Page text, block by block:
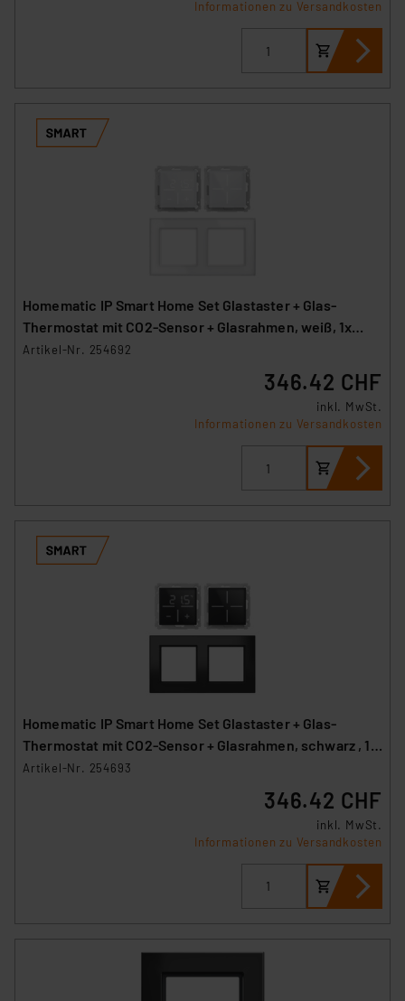
Informationen zu Versandkosten
Homematic IP Smart Home Set Glastaster + Glas-
Thermostat mit CO2-Sensor + Glasrahmen, weiß, 1x
WGS, 1x WGTC, 1x GF2
Artikel-Nr. 254692
346.42 CHF
inkl. MwSt.
Informationen zu Versandkosten
Homematic IP Smart Home Set Glastaster + Glas-
Thermostat mit CO2-Sensor + Glasrahmen, schwarz , 1x
WGS-A, 1x WGTC-A, 1x GF2-A
Artikel-Nr. 254693
346.42 CHF
inkl. MwSt.
Informationen zu Versandkosten